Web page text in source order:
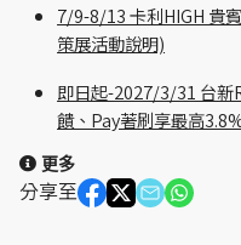
7/9-8/13 卡利HIGH 貴
策展活動說明)
即日起-2027/3/31 台
饋、Pay著刷享最高
更多
分享至